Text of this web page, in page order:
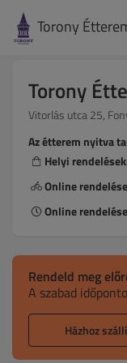
Torony
Torony
Vitorlás utca 25,
Az étterem nyitva
Helyi
Online
Online
Rendeld meg
A szabad
Házhoz